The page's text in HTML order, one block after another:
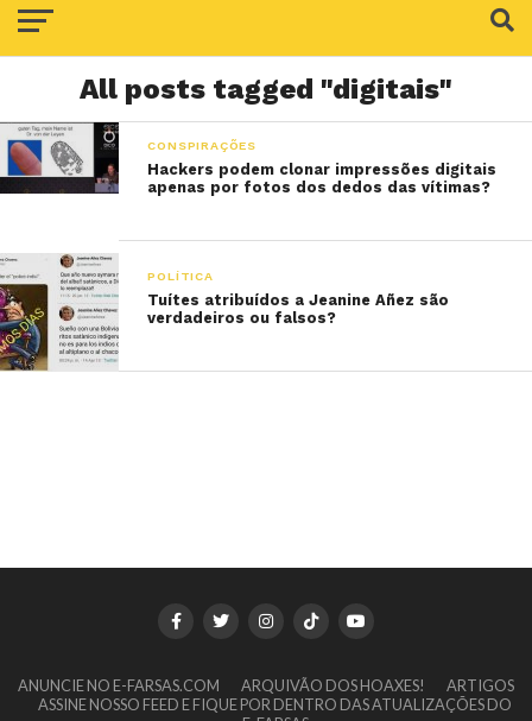
All posts tagged "digitais"
CONSPIRAÇÕES
Hackers podem clonar impressões digitais
apenas por fotos dos dedos das vítimas?
POLÍTICA
Tuítes atribuídos a Jeanine Añez são
verdadeiros ou falsos?
ANUNCIE NO E-FARSAS.COM ARQUIVÃO DOS HOAXES!
ARTIGOS
ASSINE NOSSO FEED E FIQUE POR DENTRO DAS ATUALIZAÇÕES DO